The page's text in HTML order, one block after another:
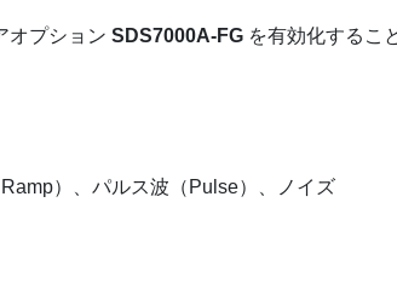
オプション SDS7000A-FG を有効化するこ
）、パルス波（Pulse）、ノイズ